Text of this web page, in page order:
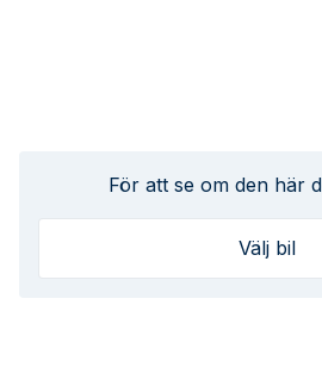
För att se om den här
Välj bil